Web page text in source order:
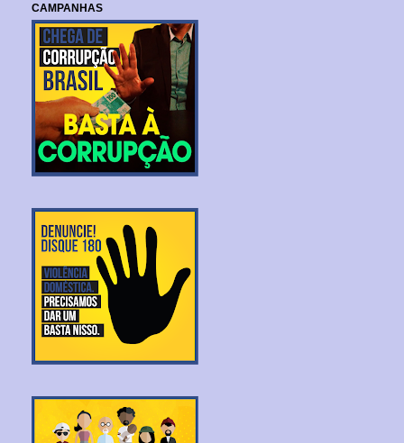
CAMPANHAS